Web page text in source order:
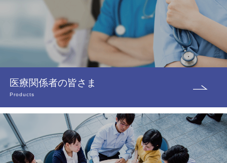
医療関係者の皆さま
Products